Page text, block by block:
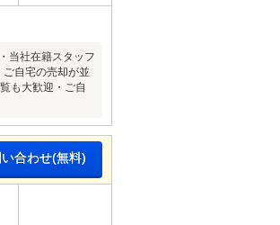
当社在籍スタッフ
自宅の売却が並
も大歓迎・ご自
合わせ(無料)